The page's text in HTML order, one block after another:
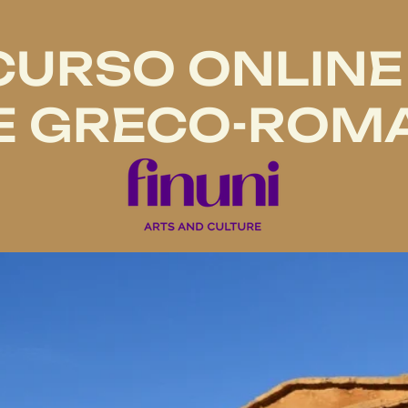
ONLINE
GRECO-